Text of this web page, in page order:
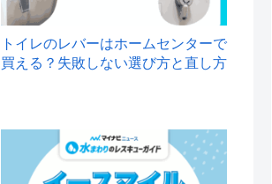
トイレのレバーはホームセンターで
買える？失敗しない選び方と直し方